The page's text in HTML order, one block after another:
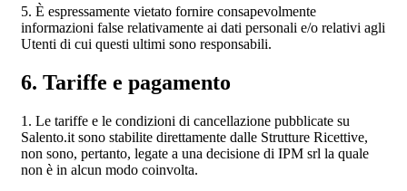
5. È espressamente vietato fornire consapevolmente
informazioni false relativamente ai dati personali e/o relativi agli
Utenti di cui questi ultimi sono responsabili.
6. Tariffe e pagamento
1. Le tariffe e le condizioni di cancellazione pubblicate su
Salento.it sono stabilite direttamente dalle Strutture Ricettive,
non sono, pertanto, legate a una decisione di IPM srl la quale
non è in alcun modo coinvolta.